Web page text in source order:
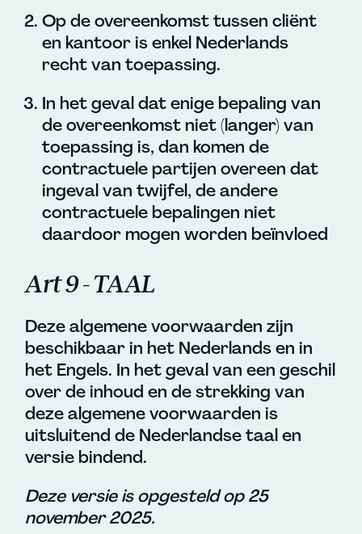
Op de overeenkomst tussen cliënt
en kantoor is enkel Nederlands
recht van toepassing.
In het geval dat enige bepaling van
de overeenkomst niet (langer) van
toepassing is, dan komen de
contractuele partijen overeen dat
ingeval van twijfel, de andere
contractuele bepalingen niet
daardoor mogen worden beïnvloed
Art 9 - TAAL
Deze algemene voorwaarden zijn
beschikbaar in het Nederlands en in
het Engels. In het geval van een geschil
over de inhoud en de strekking van
deze algemene voorwaarden is
uitsluitend de Nederlandse taal en
versie bindend.
Deze versie is opgesteld op 25
november 2025.